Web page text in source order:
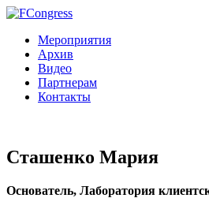
Мероприятия
Архив
Видео
Партнерам
Контакты
Сташенко Мария
Основатель, Лаборатория